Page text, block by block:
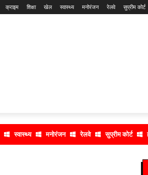
क्राइम शिक्षा खेल स्वास्थ्य मनोरंजन रेलवे सुप्रीम कोर्ट
स्वास्थ्य मनोरंजन रेलवे सुप्रीम कोर्ट